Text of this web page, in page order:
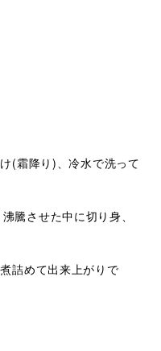
(霜降り)、冷水で洗って
騰させた中に切り身、
詰めて出来上がりで